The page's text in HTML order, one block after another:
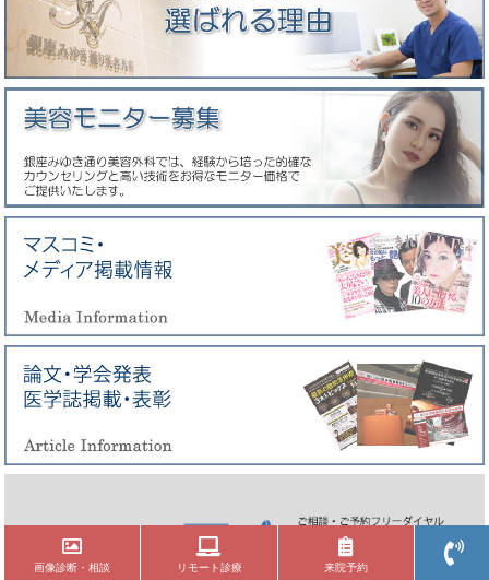
画像診断・相談 リモート診療 来院予約